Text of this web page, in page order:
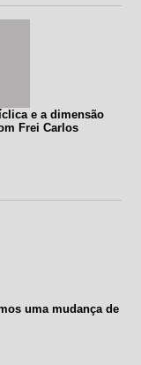
e a dimensão
Frei Carlos
uma mudança de